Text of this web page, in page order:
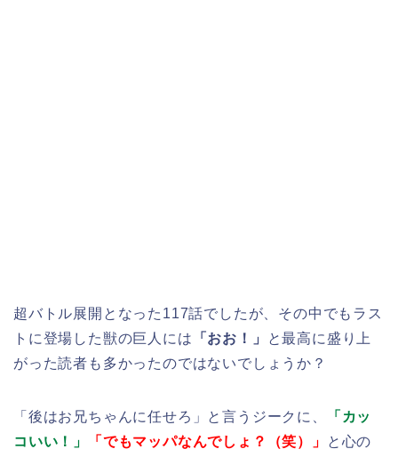
超バトル展開となった117話でしたが、その中でもラス
トに登場した獣の巨人には 「おお！」
と最高に盛り上
がった読者も多かったのではないでしょうか？
「後はお兄ちゃんに任せろ」と言うジークに、
「カッ
コいい！」
「でもマッパなんでしょ？（笑）」
と心の